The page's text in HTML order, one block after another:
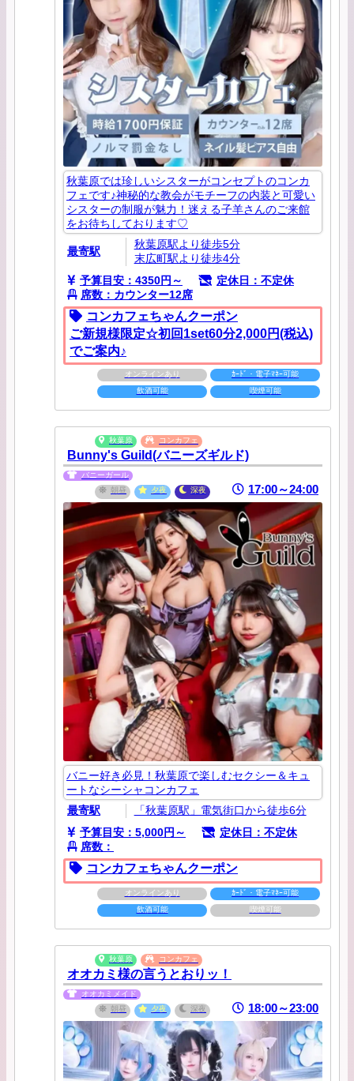
秋葉原では珍しいシスターがコンセプトのコンカ
フェです♪神秘的な教会がモチーフの内装と可愛い
シスターの制服が魅力！迷える子羊さんのご来館
をお待ちしております♡
最寄駅
秋葉原駅より徒歩5分
末広町駅より徒歩4分
予算目安：4350円～
定休日：不定休
席数：カウンター12席
コンカフェちゃんクーポン
ご新規様限定☆初回1set60分2,000円(税込)
でご案内♪
オンラインあり
ｶｰﾄﾞ・電子ﾏﾈｰ可能
飲酒可能
喫煙可能
秋葉原 コンカフェ
Bunny's Guild(バニーズギルド)
バニーガール
朝昼
夕夜 深夜 17:00～24:00
バニー好き必見！秋葉原で楽しむセクシー＆キュ
ートなシーシャコンカフェ
最寄駅
「秋葉原駅」電気街口から徒歩6分
予算目安：5,000円～
定休日：不定休
席数：
コンカフェちゃんクーポン
オンラインあり
ｶｰﾄﾞ・電子ﾏﾈｰ可能
飲酒可能
喫煙可能
秋葉原 コンカフェ
オオカミ様の言うとおりッ！
オオカミメイド
朝昼
夕夜 深夜 18:00～23:00